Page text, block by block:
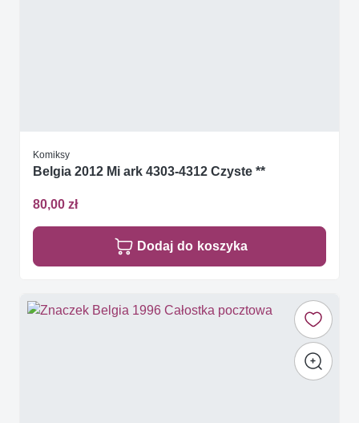
Komiksy
Belgia 2012 Mi ark 4303-4312 Czyste **
80,00 zł
Dodaj do koszyka